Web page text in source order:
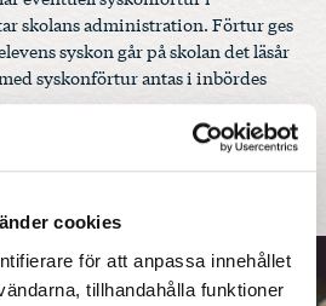
cookies
för att anpassa innehållet
tillhandahålla funktioner
skolans administration. Förtur ges
syskon går på skolan det läsår
syskonförtur antas i inbördes
stått i kö längst erbjuds plats först.
att skapa en köplats manuellt,